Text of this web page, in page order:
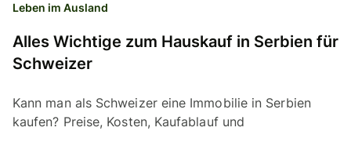
Leben im Ausland
Alles Wichtige zum Hauskauf in Serbien für
Schweizer
Kann man als Schweizer eine Immobilie in Serbien
kaufen? Preise, Kosten, Kaufablauf und